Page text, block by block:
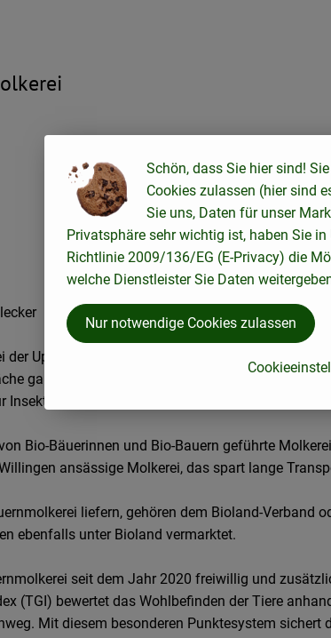
Upländer Bauernmolkerei an höchster Stelle.
garantiert 1000m2. Weidehaltung steht nicht
Vögel und viele weitere Tier- und
Bio-Bäuerinnen und Bio-Bauern geführte
ansässige Molkerei, das spart lange
liefern, gehören dem Bioland-
ebenfalls unter Bioland vermarktet.
seit dem Jahr 2020 freiwillig und
(TGI) bewertet das Wohlbefinden der Tiere
Mit diesem besonderen Punktesystem sichert
Schön, dass Sie hier sind!
Cookies zulassen (hier sind
Sie uns, Daten für unser
Privatsphäre sehr wichtig ist, haben Sie
Richtlinie 2009/136/EG (E-Privacy) die
welche Dienstleister Sie Daten
Nur notwendige Cookies zulassen